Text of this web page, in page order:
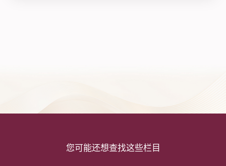
您可能还想查找这些栏目